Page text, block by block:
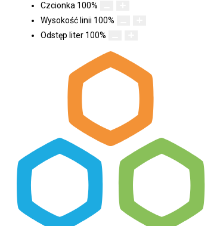
Czcionka 100%
Wysokość linii 100%
Odstęp liter 100%